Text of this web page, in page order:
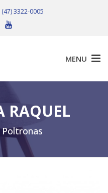
(47) 3322-0005
RAQUEL
Poltronas